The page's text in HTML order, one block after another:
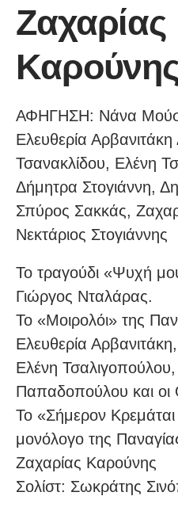
Ζαχαρίας
Καρούνης
ΑΦΗΓΗΣΗ: Νάνα
Ελευθερία
Τσανακλίδου, Ελένη
Δήμητρα Στογιάννη,
Σπύρος Σακκάς,
Νεκτάριος Στογιάννης
Το τραγούδι «Ψυχή
Γιώργος Νταλάρας.
Το «Μοιρολόι» της
Ελευθερία
Ελένη Τσαλιγοπούλου,
Παπαδοπούλου και οι
Το «Σήμερον
μονόλογο της
Ζαχαρίας Καρούνης
Σολίστ: Σωκράτης